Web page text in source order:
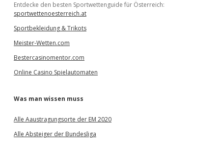
Entdecke den besten Sportwettenguide für Österreich:
sportwettenoesterreich.at
Sportbekleidung & Trikots
Meister-Wetten.com
Bestercasinomentor.com
Online Casino Spielautomaten
Was man wissen muss
Alle Aaustragungsorte der EM 2020
Alle Absteiger der Bundesliga